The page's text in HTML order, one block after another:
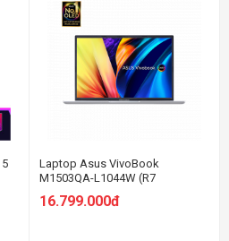
|
Laptop Asus VivoBook
M1503QA-L1044W (R7
SSD/15.6 FHD Oled/Win11/Bạc)
16.799.000đ